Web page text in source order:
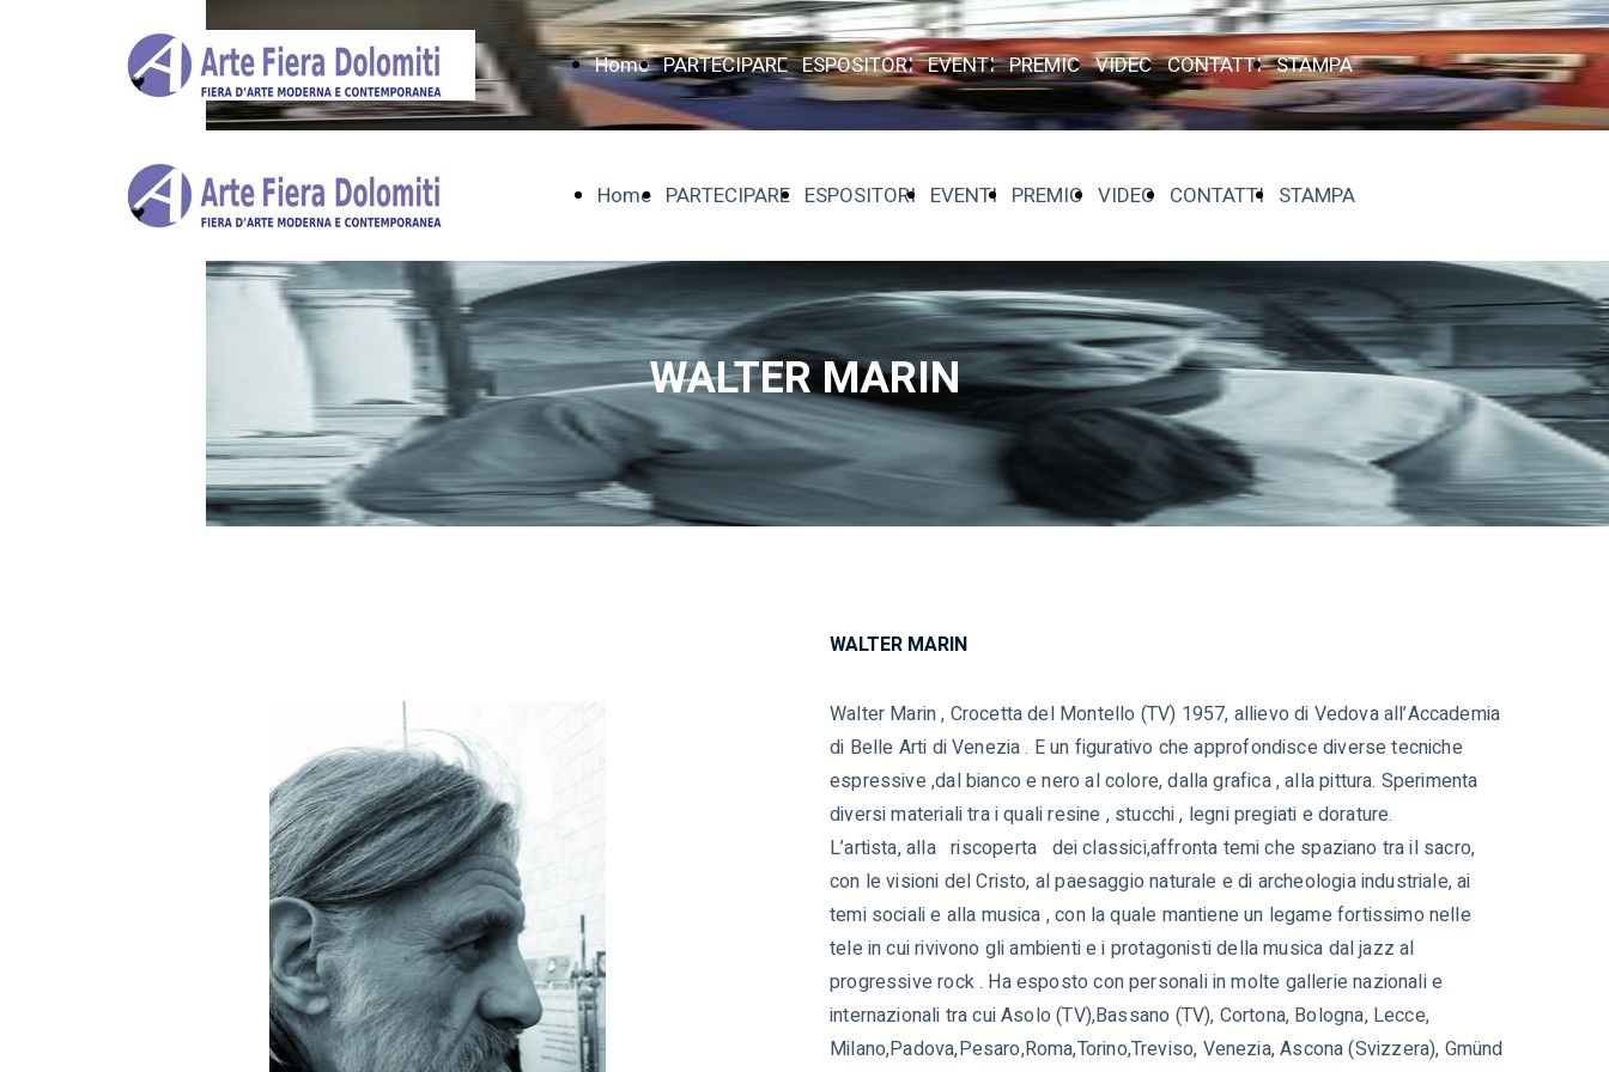
Home PARTECIPARE ESPOSITORI EVENTI PREMIO VIDEO CONTATTI STAMPA
Home PARTECIPARE ESPOSITORI EVENTI PREMIO VIDEO CONTATTI STAMPA
WALTER MARIN
WALTER MARIN
Walter Marin , Crocetta del Montello (TV) 1957, allievo di Vedova all’Accademia
di Belle Arti di Venezia . E un figurativo che approfondisce diverse tecniche
espressive ,dal bianco e nero al colore, dalla grafica , alla pittura. Sperimenta
diversi materiali tra i quali resine , stucchi , legni pregiati e dorature.
L’artista, alla riscoperta dei classici,affronta temi che spaziano tra il sacro,
con le visioni del Cristo, al paesaggio naturale e di archeologia industriale, ai
temi sociali e alla musica , con la quale mantiene un legame fortissimo nelle
tele in cui rivivono gli ambienti e i protagonisti della musica dal jazz al
progressive rock . Ha esposto con personali in molte gallerie nazionali e
internazionali tra cui Asolo (TV),Bassano (TV), Cortona, Bologna, Lecce,
Milano,Padova,Pesaro,Roma,Torino,Treviso, Venezia, Ascona (Svizzera), Gmünd